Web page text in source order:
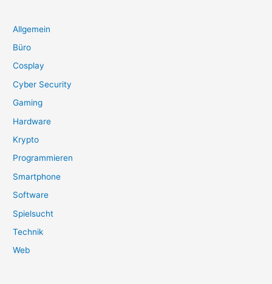
Allgemein
Büro
Cosplay
Cyber Security
Gaming
Hardware
Krypto
Programmieren
Smartphone
Software
Spielsucht
Technik
Web